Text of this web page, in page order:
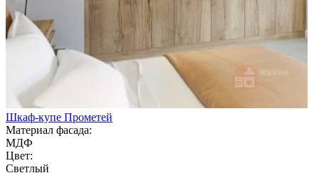
Шкаф-купе Прометей
Материал фасада:
МДФ
Цвет:
Светлый